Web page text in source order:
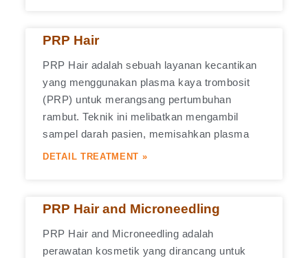
PRP Hair
PRP Hair adalah sebuah layanan kecantikan
yang menggunakan plasma kaya trombosit
(PRP) untuk merangsang pertumbuhan
rambut. Teknik ini melibatkan mengambil
sampel darah pasien, memisahkan plasma
DETAIL TREATMENT »
PRP Hair and Microneedling
PRP Hair and Microneedling adalah
perawatan kosmetik yang dirancang untuk